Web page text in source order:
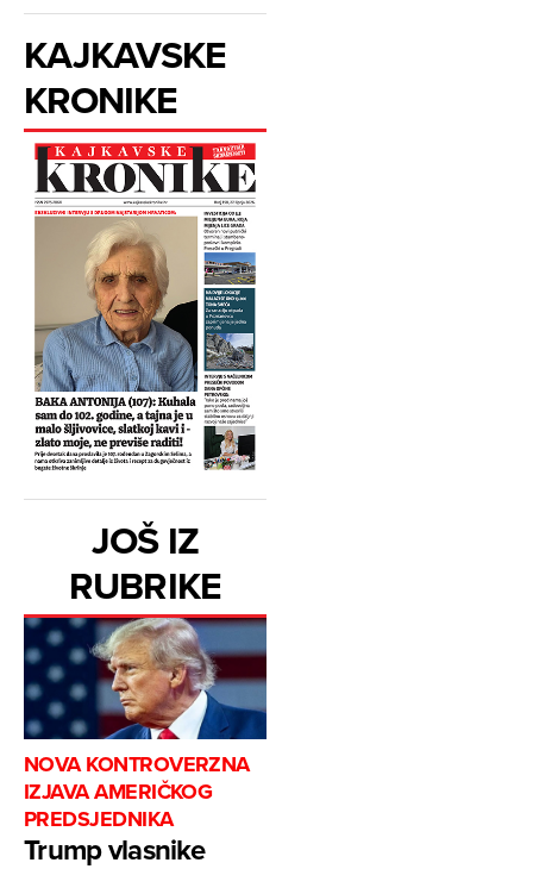
KAJKAVSKE
KRONIKE
JOŠ IZ
RUBRIKE
NOVA KONTROVERZNA
IZJAVA AMERIČKOG
PREDSJEDNIKA
Trump vlasnike